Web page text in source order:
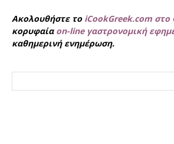
Ακολουθήστε το iCookGreek.com στο
κορυφαία on-line γαστρονομική
καθημερινή ενημέρωση.